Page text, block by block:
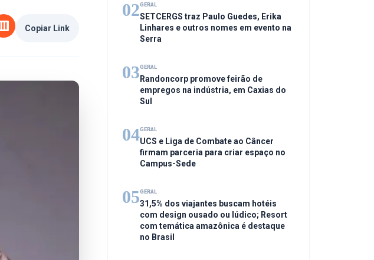
Copiar Link
02GERAL
SETCERGS traz Paulo Guedes, Erika
Linhares e outros nomes em evento na
Serra
03GERAL
Randoncorp promove feirão de
empregos na indústria, em Caxias do
Sul
04GERAL
UCS e Liga de Combate ao Câncer
firmam parceria para criar espaço no
Campus-Sede
05GERAL
31,5% dos viajantes buscam hotéis
com design ousado ou lúdico; Resort
com temática amazônica é destaque
no Brasil